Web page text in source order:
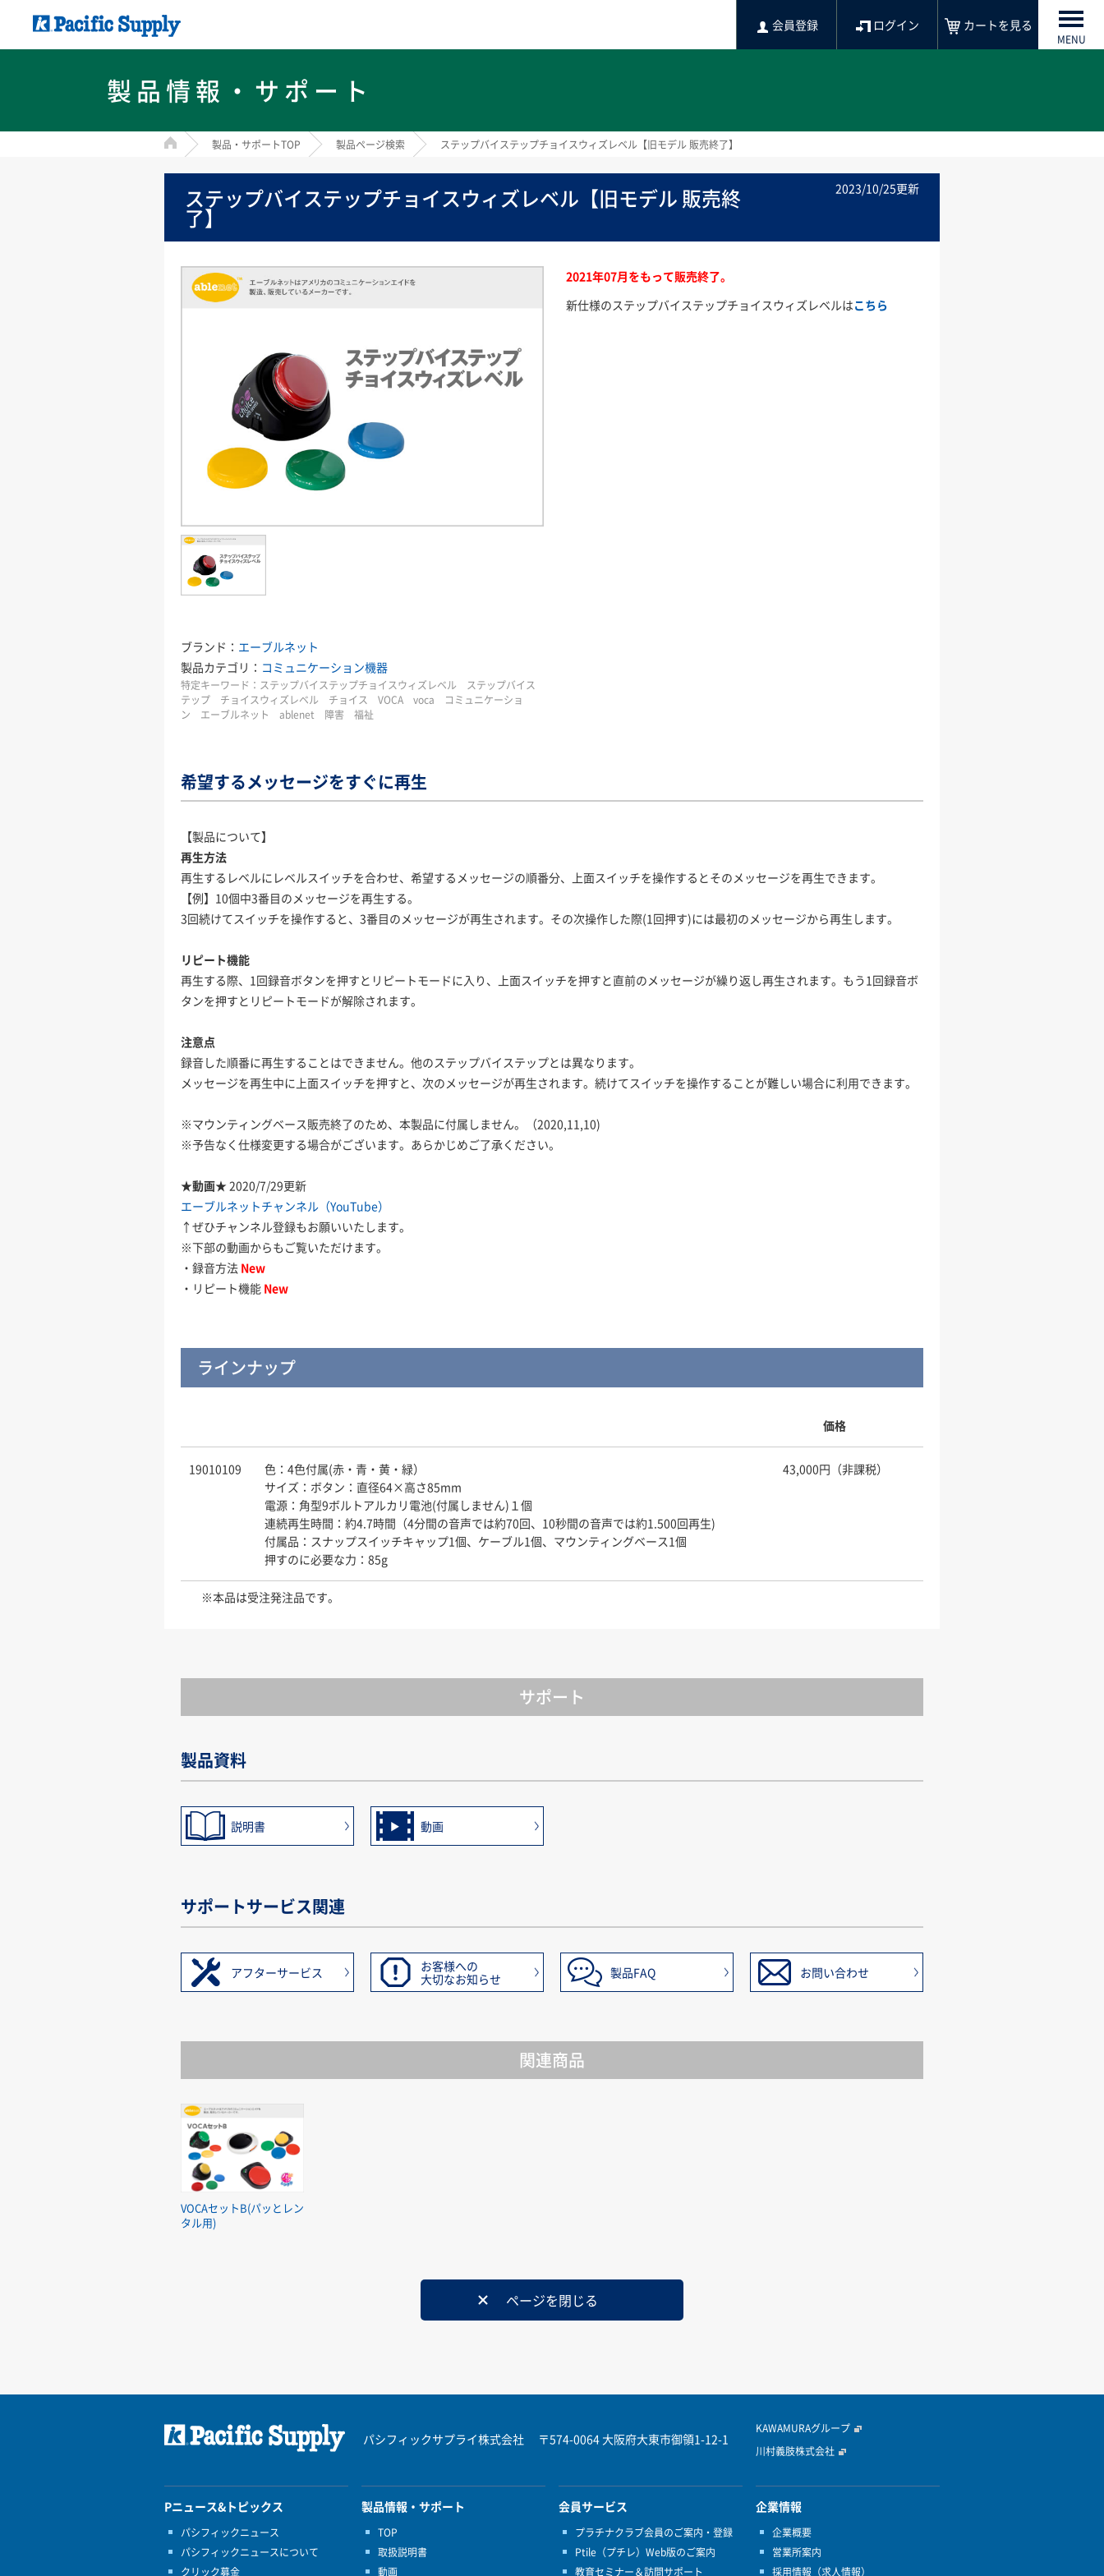
会員登録 ログイン カートを見る
MENU
製品情報・サポート
HOME 製品・サポートTOP 製品ページ検索 ステップバイステップチョイスウィズレベル【旧モデル 販売終了】
2023/10/25更新
ステップバイステップチョイスウィズレベル【旧モデル 販売終
了】
ブランド： エーブルネット
製品カテゴリ： コミュニケーション機器
特定キーワード： ステップバイステップチョイスウィズレベル ステップバイス
テップ チョイスウィズレベル チョイス VOCA voca コミュニケーショ
ン エーブルネット ablenet 障害 福祉
2021年07月をもって販売終了。
新仕様のステップバイステップチョイスウィズレベルはこちら
希望するメッセージをすぐに再生
【製品について】
再生方法
再生するレベルにレベルスイッチを合わせ、希望するメッセージの順番分、上面スイッチを操作するとそのメッセージを再生できます。
【例】10個中3番目のメッセージを再生する。
3回続けてスイッチを操作すると、3番目のメッセージが再生されます。その次操作した際(1回押す)には最初のメッセージから再生します。
リピート機能
再生する際、1回録音ボタンを押すとリピートモードに入り、上面スイッチを押すと直前のメッセージが繰り返し再生されます。もう1回録音ボ
タンを押すとリピートモードが解除されます。
注意点
録音した順番に再生することはできません。他のステップバイステップとは異なります。
メッセージを再生中に上面スイッチを押すと、次のメッセージが再生されます。続けてスイッチを操作することが難しい場合に利用できます。
※マウンティングベース販売終了のため、本製品に付属しません。（2020,11,10)
※予告なく仕様変更する場合がございます。あらかじめご了承ください。
★動画★2020/7/29更新
エーブルネットチャンネル（YouTube）
↑ぜひチャンネル登録もお願いいたします。
※下部の動画からもご覧いただけます。
・録音方法 New
・リピート機能 New
ラインナップ
価格
19010109
色：4色付属(赤・青・黄・緑）
サイズ：ボタン：直径64×高さ85mm
電源：角型9ボルトアルカリ電池(付属しません)１個
連続再生時間：約4.7時間（4分間の音声では約70回、10秒間の音声では約1.500回再生)
付属品：スナップスイッチキャップ1個、ケーブル1個、マウンティングベース1個
押すのに必要な力：85g
43,000円（非課税）
※本品は受注発注品です。
サポート
製品資料
説明書 動画
サポートサービス関連
アフターサービス
お客様への
大切なお知らせ
製品FAQ お問い合わせ
関連商品
VOCAセットB(パッとレン
タル用)
ページを閉じる
パシフィックサプライ株式会社 〒574-0064 大阪府大東市御領1-12-1
KAWAMURAグループ
川村義肢株式会社
Pニュース&トピックス
パシフィックニュース
パシフィックニュースについて
クリック募金
製品情報・サポート
TOP
取扱説明書
動画
会員サービス
プラチナクラブ会員のご案内・登録
Ptile（プチレ）Web版のご案内
教育セミナー＆訪問サポート
企業情報
企業概要
営業所案内
採用情報（求人情報）